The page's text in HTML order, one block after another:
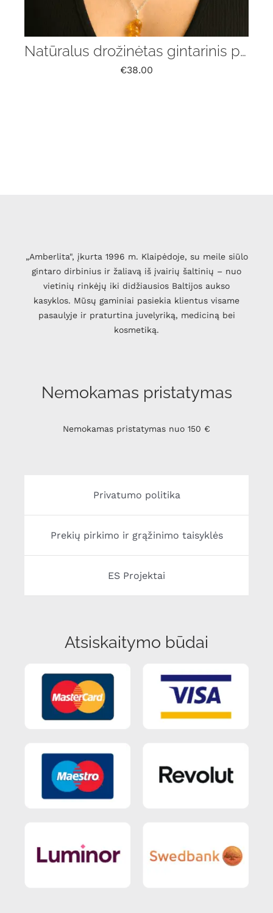
Natūralus drožinėtas gintarinis pakabukas „Liepsna” su grandinėle
€38.00
„Amberlita", įkurta 1996 m. Klaipėdoje, su meile siūlo
gintaro dirbinius ir žaliavą iš įvairių šaltinių – nuo
vietinių rinkėjų iki didžiausios Baltijos aukso
kasyklos. Mūsų gaminiai pasiekia klientus visame
pasaulyje ir praturtina juvelyriką, mediciną bei
kosmetiką.
Nemokamas pristatymas
Nemokamas pristatymas nuo 150 €
Privatumo politika
Prekių pirkimo ir grąžinimo taisyklės
ES Projektai
Atsiskaitymo būdai